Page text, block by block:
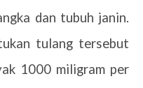
dan tubuh janin.
tulang tersebut
1000 miligram per